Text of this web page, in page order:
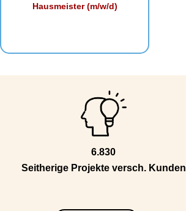
Hausmeister (m/w/d)
6.830
Seitherige Projekte versch. Kunden